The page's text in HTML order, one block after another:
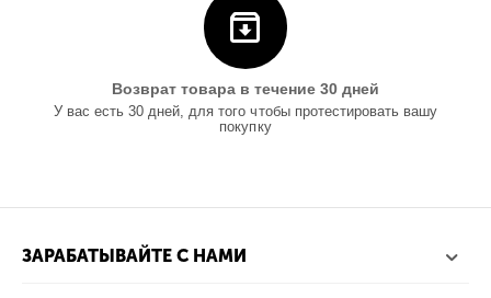
Возврат товара в течение 30 дней
У вас есть 30 дней, для того чтобы протестировать вашу
покупку
ЗАРАБАТЫВАЙТЕ С НАМИ